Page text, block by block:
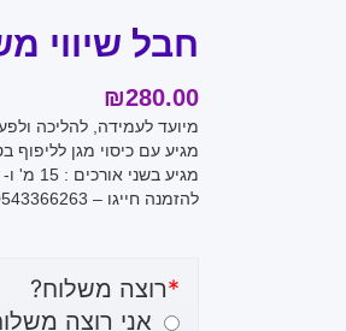
חבל שיווי
₪280.00
מיועד לעמידה, להליכה
מגיע עם כיסוי מגן לליפוף
מגיע בשני אורכים : 15 מ' ו- 25 מ' ו-3 צבעים (כתום, סגול,ירוק)
להזמנה חייגו – 0543366263 (חן)
*רוצה משלוח?
אני רוצה משלוח